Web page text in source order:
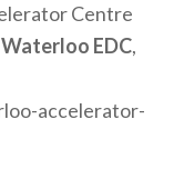
Centre
Waterloo EDC,
accelerator-